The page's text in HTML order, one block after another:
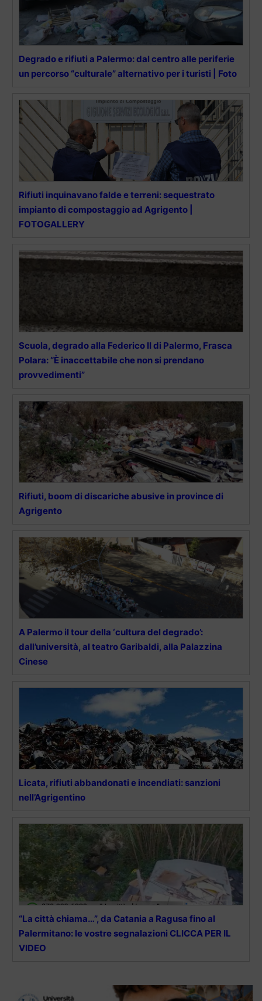
Degrado e rifiuti a Palermo: dal centro alle periferie
un percorso “culturale” alternativo per i turisti | Foto
Rifiuti inquinavano falde e terreni: sequestrato
impianto di compostaggio ad Agrigento |
FOTOGALLERY
Scuola, degrado alla Federico II di Palermo, Frasca
Polara: “È inaccettabile che non si prendano
provvedimenti”
Rifiuti, boom di discariche abusive in province di
Agrigento
A Palermo il tour della ‘cultura del degrado’:
dall’università, al teatro Garibaldi, alla Palazzina
Cinese
Licata, rifiuti abbandonati e incendiati: sanzioni
nell’Agrigentino
“La città chiama…”, da Catania a Ragusa fino al
Palermitano: le vostre segnalazioni CLICCA PER IL
VIDEO